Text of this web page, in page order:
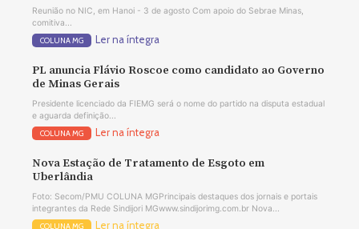
Reunião no NIC, em Hanoi - 3 de agosto Com apoio do Sebrae Minas,
comitiva...
COLUNA MG Ler na íntegra
PL anuncia Flávio Roscoe como candidato ao Governo
de Minas Gerais
Presidente licenciado da FIEMG será o nome do partido na disputa estadual
e aguarda definição...
COLUNA MG Ler na íntegra
Nova Estação de Tratamento de Esgoto em
Uberlândia
Foto: Secom/PMU COLUNA MGPrincipais destaques dos jornais e portais
integrantes da Rede Sindijori MGwww.sindijorimg.com.br Nova...
COLUNA MG Ler na íntegra